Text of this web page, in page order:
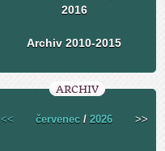
2016
Archiv 2010-2015
ARCHIV
<< červenec /2026 >>